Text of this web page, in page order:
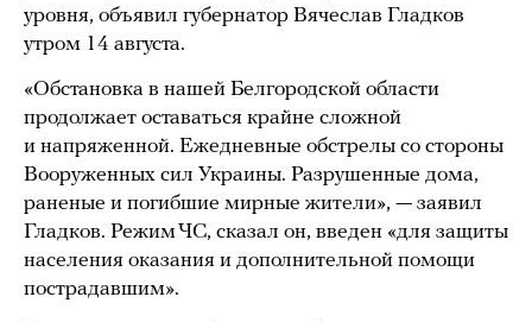
уровня, объявил губернатор Вячеслав Гладков
утром 14 августа.
«Обстановка в нашей Белгородской области
продолжает оставаться крайне сложной
и напряженной. Ежедневные обстрелы со стороны
Вооруженных сил Украины. Разрушенные дома,
раненые и погибшие мирные жители», — заявил
Гладков. Режим ЧС, сказал он, введен «для защиты
населения оказания и дополнительной помощи
пострадавшим».